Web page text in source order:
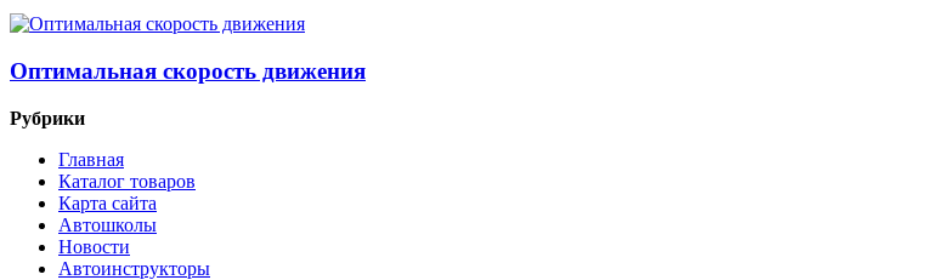
Оптимальная скорость движения
Рубрики
Главная
Каталог товаров
Карта сайта
Автошколы
Новости
Автоинструкторы